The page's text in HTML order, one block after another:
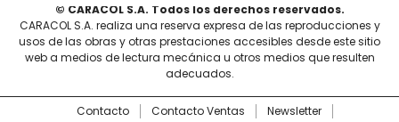
© CARACOL S.A. Todos los derechos reservados.
CARACOL S.A. realiza una reserva expresa de las reproducciones y
usos de las obras y otras prestaciones accesibles desde este sitio
web a medios de lectura mecánica u otros medios que resulten
adecuados.
Contacto Contacto Ventas Newsletter